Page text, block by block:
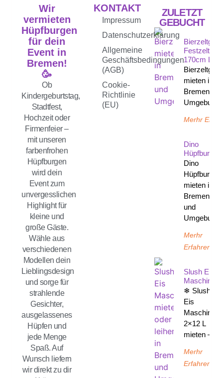
Wir
vermieten
Hüpfburgen
für dein
Event in
Bremen!
🥳
Ob
Kindergeburtstag,
Stadtfest,
Hochzeit oder
Firmenfeier –
mit unseren
farbenfrohen
Hüpfburgen
wird dein
Event zum
unvergesslichen
Highlight für
kleine und
große Gäste.
Wähle aus
verschiedenen
Modellen dein
Lieblingsdesign
und sorge für
strahlende
Gesichter,
ausgelassenes
Hüpfen und
jede Menge
Spaß. Auf
Wunsch liefern
wir direkt zu dir
KONTAKT
Impressum
Datenschutzerklärung
Allgemeine
Geschäftsbedingungen
(AGB)
Cookie-
Richtlinie
(EU)
ZULETZT
GEBUCHT
170cm
mieten in
Bremen und
Umgebung
Merhr
Dino
Hüpfburg
Dino
Hüpfburg
mieten in
Bremen
und
Umgebung
Merhr
Erfahren
Slush Eis
Maschine
❄ Slush-
Eis
Maschine
2×12 L
mieten –
Merhr
Erfahren